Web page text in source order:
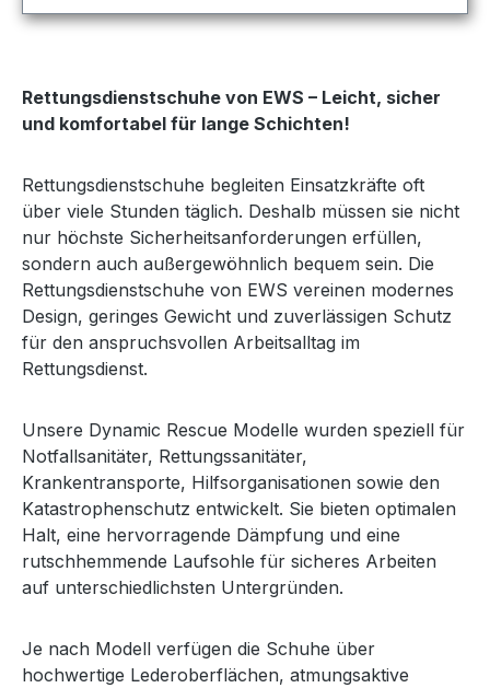
Rettungsdienstschuhe von EWS – Leicht, sicher
und komfortabel für lange Schichten!
Rettungsdienstschuhe begleiten Einsatzkräfte oft
über viele Stunden täglich. Deshalb müssen sie nicht
nur höchste Sicherheitsanforderungen erfüllen,
sondern auch außergewöhnlich bequem sein. Die
Rettungsdienstschuhe von EWS vereinen modernes
Design, geringes Gewicht und zuverlässigen Schutz
für den anspruchsvollen Arbeitsalltag im
Rettungsdienst.
Unsere Dynamic Rescue Modelle wurden speziell für
Notfallsanitäter, Rettungssanitäter,
Krankentransporte, Hilfsorganisationen sowie den
Katastrophenschutz entwickelt. Sie bieten optimalen
Halt, eine hervorragende Dämpfung und eine
rutschhemmende Laufsohle für sicheres Arbeiten
auf unterschiedlichsten Untergründen.
Je nach Modell verfügen die Schuhe über
hochwertige Lederoberflächen, atmungsaktive